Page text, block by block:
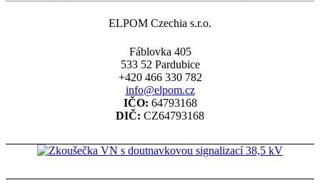
ELPOM Czechia s.r.o.
Fáblovka 405
533 52 Pardubice
+420 466 330 782
info@elpom.cz
IČO: 64793168
DIČ: CZ64793168